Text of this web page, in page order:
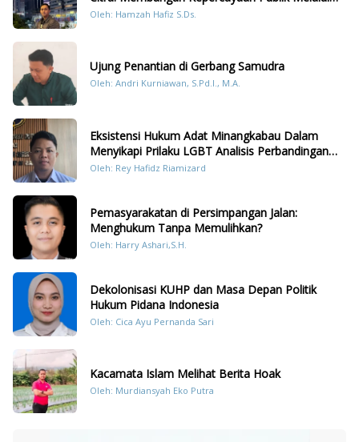
Konten Humanis Kesiapsiagaan Bencana di
Oleh: Hamzah Hafiz S.Ds.
Ujung Penantian di Gerbang Samudra
Oleh: Andri Kurniawan, S.Pd.I., M.A.
Eksistensi Hukum Adat Minangkabau Dalam
Menyikapi Prilaku LGBT Analisis Perbandingan
Dengan Hukum Pidana
Oleh: Rey Hafidz Riamizard
Pemasyarakatan di Persimpangan Jalan:
Menghukum Tanpa Memulihkan?
Oleh: Harry Ashari,S.H.
Dekolonisasi KUHP dan Masa Depan Politik
Hukum Pidana Indonesia
Oleh: Cica Ayu Pernanda Sari
Kacamata Islam Melihat Berita Hoak
Oleh: Murdiansyah Eko Putra